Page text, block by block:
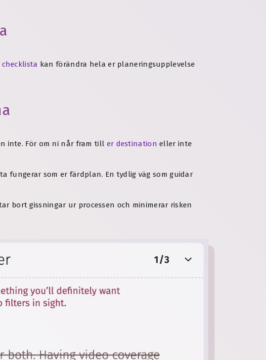
kan förändra hela er planeringsupplevelse
inte. För om ni når fram till er destination eller inte
fungerar som er färdplan. En tydlig väg som guidar
bort gissningar ur processen och minimerar risken